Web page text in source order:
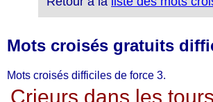
Mots croisés gratuits
Mots croisés difficiles de force 3.
Crieurs dans les